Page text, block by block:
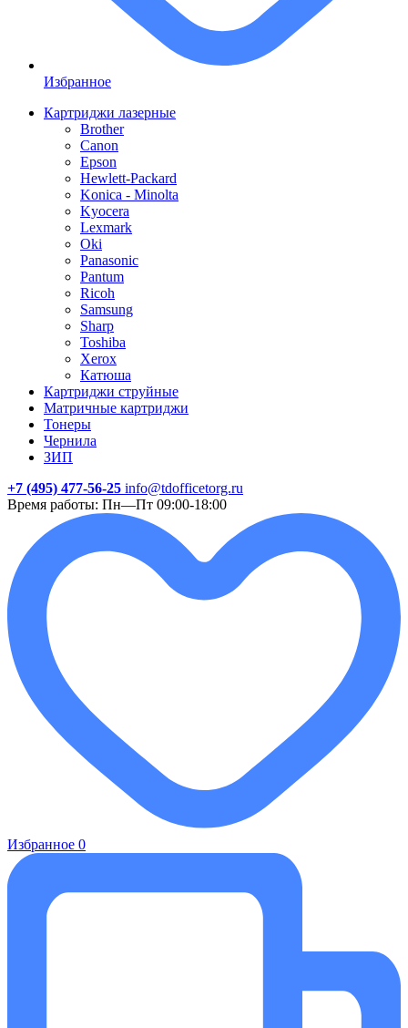
Избранное
Картриджи лазерные
Brother
Canon
Epson
Hewlett-Packard
Konica - Minolta
Kyocera
Lexmark
Oki
Panasonic
Pantum
Ricoh
Samsung
Sharp
Toshiba
Xerox
Катюша
Картриджи струйные
Матричные картриджи
Тонеры
Чернила
ЗИП
+7 (495) 477-56-25 info@tdofficetorg.ru
Время работы: Пн—Пт 09:00-18:00
Избранное 0